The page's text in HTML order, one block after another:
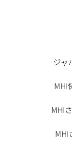
ジャ
MHI
MHI
MHI